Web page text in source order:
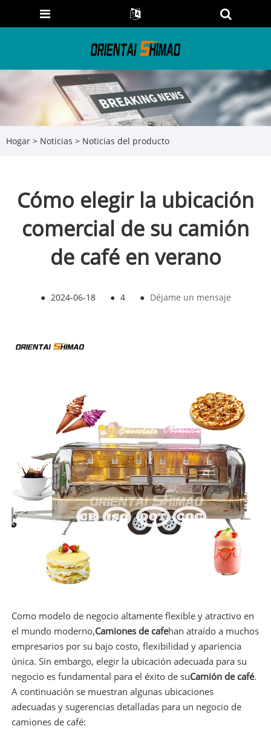
Hogar > Noticias > Noticias del producto
Cómo elegir la ubicación
comercial de su camión
de café en verano
● 2024-06-18 ● 4 ● Déjame un mensaje
Como modelo de negocio altamente flexible y atractivo en
el mundo moderno,Camiones de cafehan atraído a muchos
empresarios por su bajo costo, flexibilidad y apariencia
única. Sin embargo, elegir la ubicación adecuada para su
negocio es fundamental para el éxito de suCamión de café.
A continuación se muestran algunas ubicaciones
adecuadas y sugerencias detalladas para un negocio de
camiones de café: